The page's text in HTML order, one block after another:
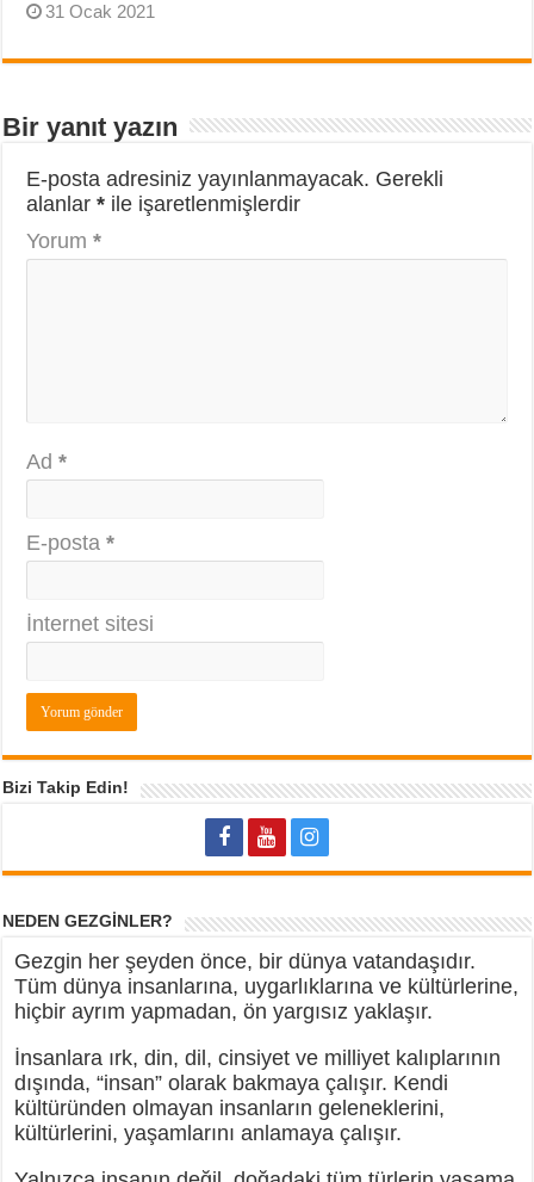
31 Ocak 2021
Bir yanıt yazın
E-posta adresiniz yayınlanmayacak. Gerekli
alanlar* ile işaretlenmişlerdir
Yorum*
Ad*
E-posta*
İnternet sitesi
Bizi Takip Edin!
NEDEN GEZGİNLER?
Gezgin her şeyden önce, bir dünya vatandaşıdır.
Tüm dünya insanlarına, uygarlıklarına ve kültürlerine,
hiçbir ayrım yapmadan, ön yargısız yaklaşır.
İnsanlara ırk, din, dil, cinsiyet ve milliyet kalıplarının
dışında, “insan” olarak bakmaya çalışır. Kendi
kültüründen olmayan insanların geleneklerini,
kültürlerini, yaşamlarını anlamaya çalışır.